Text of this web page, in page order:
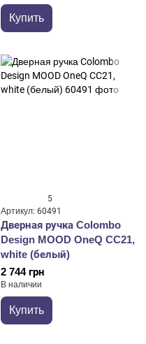
Купить
5
Артикул: 60491
Дверная ручка Colombo
Design MOOD OneQ CC21,
white (белый)
2 744 грн
В наличии
Купить